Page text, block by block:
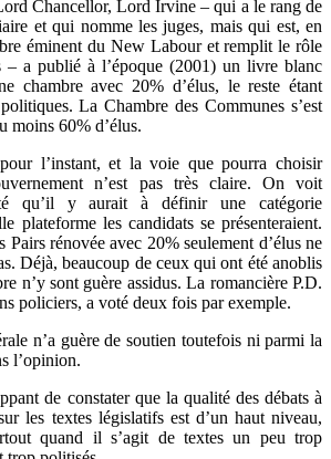
Chancellor, Lord Irvine – qui a le rang de
et qui nomme les juges, mais qui est, en
éminent du New Labour et remplit le rôle
– a publié à l’époque (2001) un livre blanc
chambre avec 20% d’élus, le reste étant
La Chambre des Communes s’est
moins 60% d’élus.
l’instant, et la voie que pourra choisir
n’est pas très claire. On voit
qu’il y aurait à définir une catégorie
plateforme les candidats se présenteraient.
Pairs rénovée avec 20% seulement d’élus ne
Déjà, beaucoup de ceux qui ont été anoblis
n’y sont guère assidus. La romancière P.D.
policiers, a voté deux fois par exemple.
n’a guère de soutien toutefois ni parmi la
l’opinion.
de constater que la qualité des débats à
les textes législatifs est d’un haut niveau,
quand il s’agit de textes un peu trop